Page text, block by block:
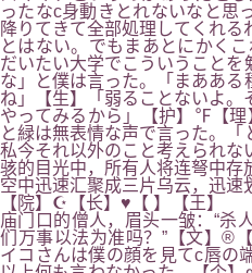
ったなc身動きとれないなと思
降りてきて全部処理してくれる
とはない。でもまあとにかく
だいたい大学でこういうこと
な」と僕は言った。「まあある
ね」【生】「弱ることないよ
やってみるから」【护】℉【理
と緑は無表情な声で言った。「
私今それ以外のこと考えられ
骇的目光中，所有人将连弩中存
空中迅速汇聚成三片乌云，迅速
【院】☪【长】♥【 】【王】
庙门口的僧人，眉头一皱：“杀
们万事以法为准吗？”【文】®
イコさんは僕の顔を見てc唇の